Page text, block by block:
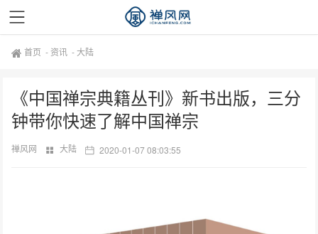
首页 - 资讯 -大陆
《中国禅宗典籍丛刊》新书出版，三分
钟带你快速了解中国禅宗
禅风网 大陆 2020-01-07 08:03:55